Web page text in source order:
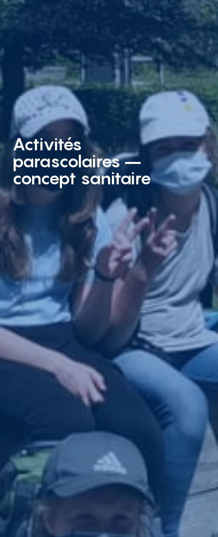
Activités
parascolaires –
concept sanitaire